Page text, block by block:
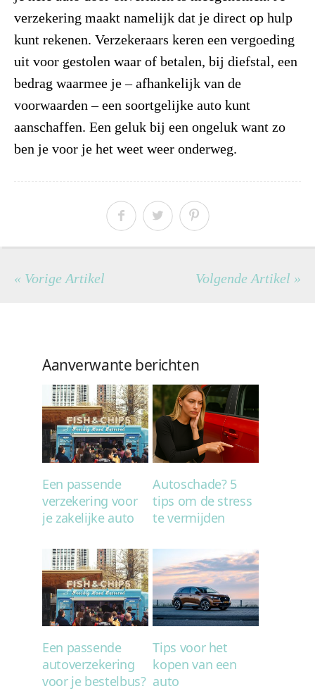
verzekering maakt namelijk dat je direct op hulp
kunt rekenen. Verzekeraars keren een vergoeding
uit voor gestolen waar of betalen, bij diefstal, een
bedrag waarmee je – afhankelijk van de
voorwaarden – een soortgelijke auto kunt
aanschaffen. Een geluk bij een ongeluk want zo
ben je voor je het weet weer onderweg.
« Vorige Artikel Volgende Artikel »
Aanverwante berichten
Een passende
verzekering voor
je zakelijke auto
Autoschade? 5
tips om de stress
te vermijden
Een passende
autoverzekering
voor je bestelbus?
Tips voor het
kopen van een
auto